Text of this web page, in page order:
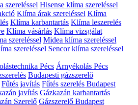
szereléssel Hisense klíma szereléssel
Klíma árak szereléssel Klíma
Klíma karbantartás Klíma leszerelés
Klíma vásárlás Klíma vizsgálat
szereléssel Midea klíma szereléssel
szereléssel Sencor klíma szereléssel
Pécs Árnyékolás Pécs
Budapesti gázszerelő
Fűtés javítás Fűtés szerelés Budapest
javítás Gázkazán karbantartás
Szerelő Gázszerelő Budapest